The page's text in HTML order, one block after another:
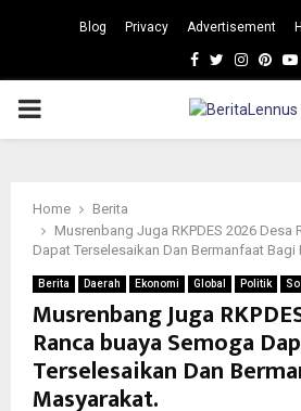
Blog Privacy Advertisement
Facebook
Twitter
PRIMARY
Home
Berita
Musrenbang Juga RKPDES 2026 Desa
Dapat Terselesaikan Dan Bermanfaat Bagi
Berita Daerah Ekonomi Global Politik
Musrenbang Juga
Ranca buaya Semoga
Terselesaikan Dan
Masyarakat.